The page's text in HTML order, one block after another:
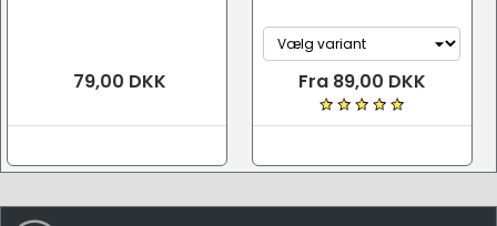
79,00 DKK Fra 89,00 DKK